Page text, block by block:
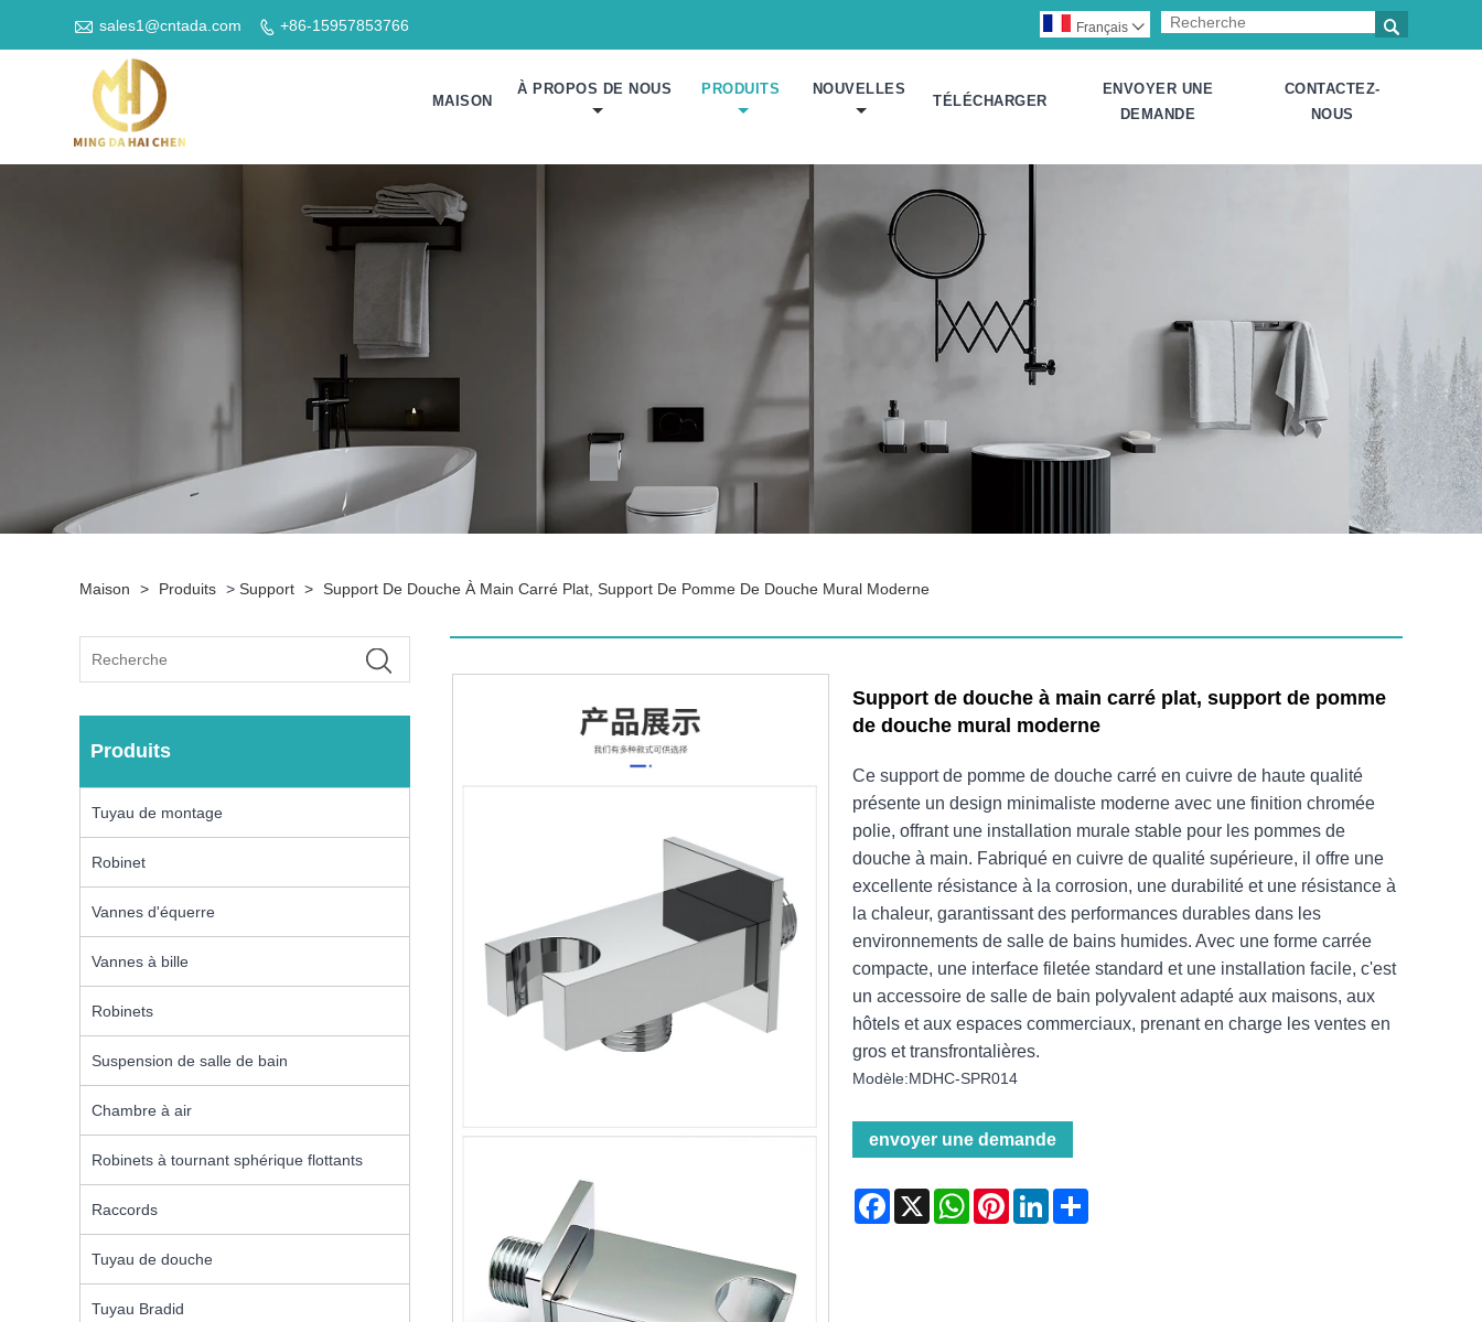
 sales1@cntada.com  +86-15957853766 
Français 
MAISON
À PROPOS DE NOUS PRODUITS NOUVELLES
TÉLÉCHARGER
ENVOYER UNE
DEMANDE
CONTACTEZ-
NOUS
Maison > Produits > Support > Support De Douche À Main Carré Plat, Support De Pomme De Douche Mural Moderne
Produits
Tuyau de montage
Robinet
Vannes d'équerre
Vannes à bille
Robinets
Suspension de salle de bain
Chambre à air
Robinets à tournant sphérique flottants
Raccords
Tuyau de douche
Tuyau Bradid
Support de douche à main carré plat, support de pomme
de douche mural moderne
Ce support de pomme de douche carré en cuivre de haute qualité
présente un design minimaliste moderne avec une finition chromée
polie, offrant une installation murale stable pour les pommes de
douche à main. Fabriqué en cuivre de qualité supérieure, il offre une
excellente résistance à la corrosion, une durabilité et une résistance à
la chaleur, garantissant des performances durables dans les
environnements de salle de bains humides. Avec une forme carrée
compacte, une interface filetée standard et une installation facile, c'est
un accessoire de salle de bain polyvalent adapté aux maisons, aux
hôtels et aux espaces commerciaux, prenant en charge les ventes en
gros et transfrontalières.
Modèle:MDHC-SPR014
envoyer une demande
Facebook
X WhatsAppPinterestLinkedInShare